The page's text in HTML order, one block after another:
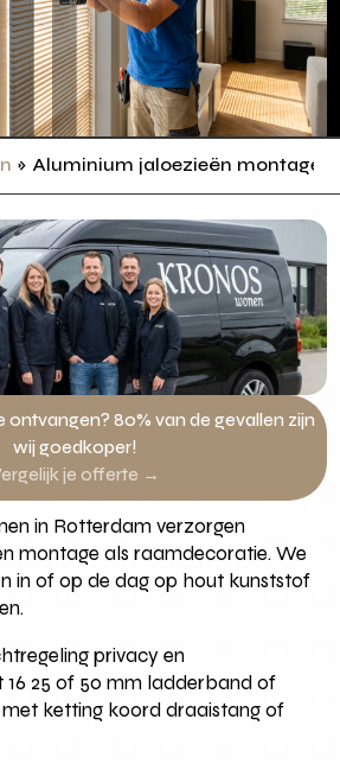
» Aluminium jaloezieën montage
ontvangen? 80% van de gevallen zijn
wij goedkoper!
je offerte →
in Rotterdam verzorgen
montage als raamdecoratie. We
in of op de dag op hout kunststof
privacy en
16 25 of 50 mm ladderband of
ketting koord draaistang of